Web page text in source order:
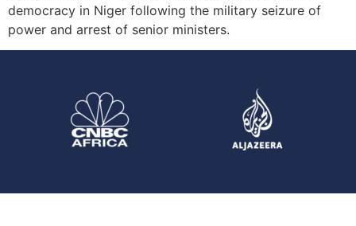
democracy in Niger following the military seizure of
power and arrest of senior ministers.